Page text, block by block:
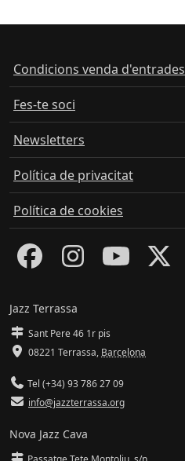
Condicions venda d'entrades
Fes-te soci
Newsletters
Política de privacitat
Política de cookies
Jazz Terrassa
Sant Pere 46 1r pis
08221 Terrassa, Barcelona
Tel (+34) 93 786 27 09
info@jazzterrassa.org
Nova Jazz Cava